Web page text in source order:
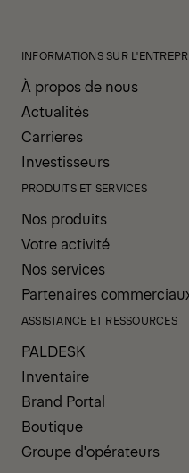
INFORMATIONS SUR
À propos de nous
Actualités
Carrieres
Investisseurs
PRODUITS ET SERVICES
Nos produits
Votre activité
Nos services
Partenaires
ASSISTANCE ET RESSOURCES
PALDESK
Inventaire
Brand Portal
Boutique
Groupe d'opérateurs